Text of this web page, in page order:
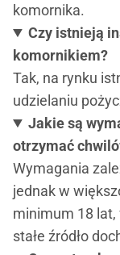
komornika.
Czy istnieją
komornikiem?
Tak, na rynku
udzielaniu
Jakie są
otrzymać
Wymagania
jednak w
minimum 18 lat,
stałe źródło